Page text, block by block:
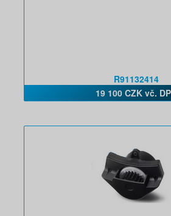
R91132414
19 100 CZK vč.